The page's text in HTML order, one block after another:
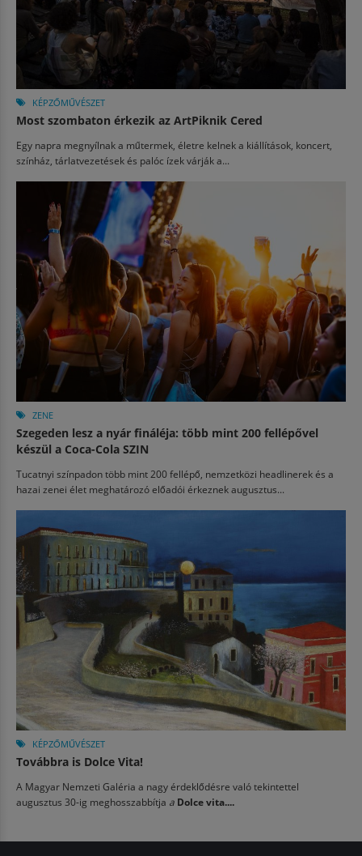
KÉPZŐMŰVÉSZET
Most szombaton érkezik az ArtPiknik Cered
Egy napra megnyílnak a műtermek, életre kelnek a kiállítások, koncert,
színház, tárlatvezetések és palóc ízek várják a...
ZENE
Szegeden lesz a nyár fináléja: több mint 200 fellépővel
készül a Coca-Cola SZIN
Tucatnyi színpadon több mint 200 fellépő, nemzetközi headlinerek és a
hazai zenei élet meghatározó előadói érkeznek augusztus...
KÉPZŐMŰVÉSZET
Továbbra is Dolce Vita!
A Magyar Nemzeti Galéria a nagy érdeklődésre való tekintettel
augusztus 30-ig meghosszabbítja a Dolce vita....